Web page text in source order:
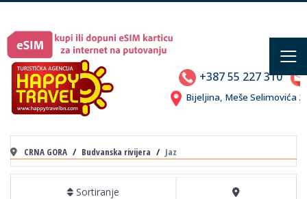
+387 55 227 310
Bijeljina, Meše Selimovića
CRNA GORA Budvanska rivijera Jaz
Sortiranje
≡